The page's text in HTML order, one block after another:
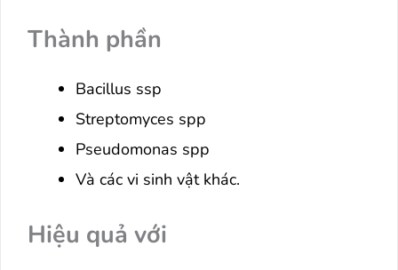
Thành phần
Bacillus ssp
Streptomyces spp
Pseudomonas spp
Và các vi sinh vật khác.
Hiệu quả với